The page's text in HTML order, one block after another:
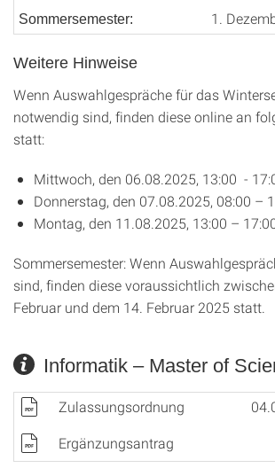
Sommersemester: 1.
Weitere Hinweise
Wenn Auswahlgespräche für das
notwendig sind, finden diese online an
statt:
Mittwoch, den 06.08.2025, 13:00 -
Donnerstag, den 07.08.2025, 08:00 –
Montag, den 11.08.2025, 13:00 –
Sommersemester: Wenn
sind, finden diese voraussichtlich
Februar und dem 14. Februar 2025 statt.
Informatik – Master of
Zulassungsordnung
Ergänzungsantrag